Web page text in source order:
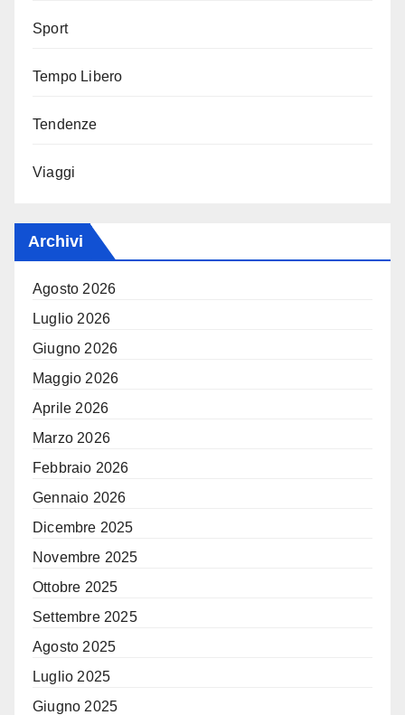
Sport
Tempo Libero
Tendenze
Viaggi
Archivi
Agosto 2026
Luglio 2026
Giugno 2026
Maggio 2026
Aprile 2026
Marzo 2026
Febbraio 2026
Gennaio 2026
Dicembre 2025
Novembre 2025
Ottobre 2025
Settembre 2025
Agosto 2025
Luglio 2025
Giugno 2025